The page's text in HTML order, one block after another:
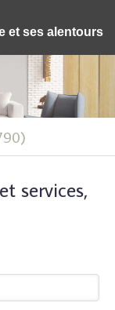
et ses alentours
services,